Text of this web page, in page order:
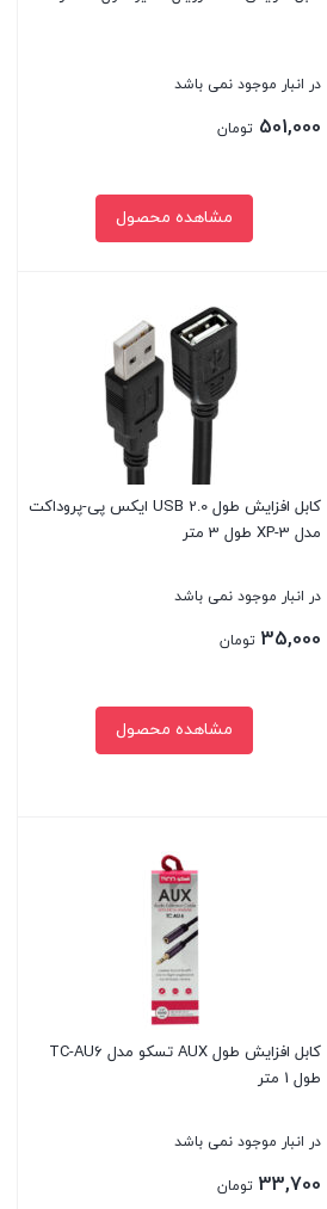
در انبار موجود نمی باشد
501,000 تومان
مشاهده محصول
کابل افزایش طول USB 2.0 ایکس پی-پروداکت
مدل XP-3 طول 3 متر
در انبار موجود نمی باشد
35,000 تومان
مشاهده محصول
کابل افزایش طول AUX تسکو مدل TC-AU6
طول 1 متر
در انبار موجود نمی باشد
33,700 تومان